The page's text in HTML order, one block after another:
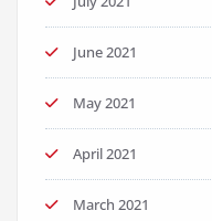
June 2021
May 2021
April 2021
March 2021